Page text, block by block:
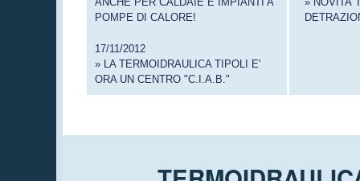
POMPE DI CALORE!
17/11/2012
» LA TERMOIDRAULICA TIPOLI E'
ORA UN CENTRO "C.I.A.B."